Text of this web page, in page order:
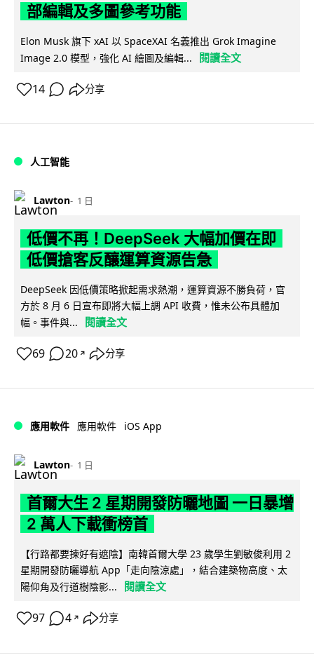
部編輯及多圖參考功能
Elon Musk 旗下 xAI 以 SpaceXAI 名義推出 Grok Imagine
Image 2.0 模型，強化 AI 繪圖及編輯...
閱讀全文
14 分享
人工智能
Lawton 1 日
低價不再！DeepSeek 大幅加價在即
低價搶客反釀運算資源告急
DeepSeek 因低價策略掀起需求熱潮，運算資源不勝負荷，官
方於 8 月 6 日宣布即將大幅上調 API 收費，惟未公布具體加
幅。事件與...
閱讀全文
69 20 ↗ 分享
應用軟件 應用軟件 iOS App
Lawton 1 日
首爾大生 2 星期開發防曬地圖 一日暴增
2 萬人下載衝榜首
【行路都要揀好有遮陰】南韓首爾大學 23 歲學生劉敏俊利用 2
星期開發防曬導航 App「走向陰涼處」，結合建築物高度、太
陽仰角及行道樹陰影...
閱讀全文
97 4 ↗ 分享